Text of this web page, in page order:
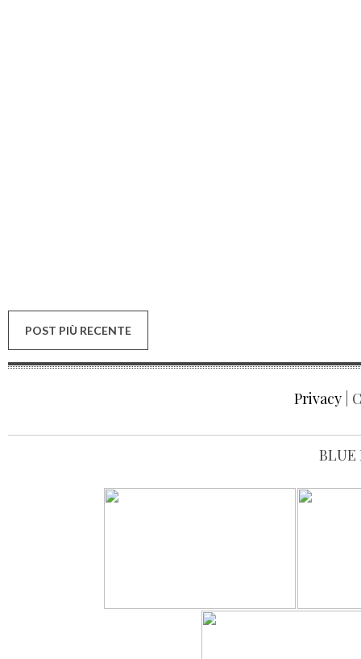
POST PIÙ RECENTE
Privacy |
BLUE